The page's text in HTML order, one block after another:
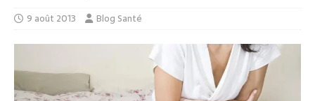
9 août 2013 Blog Santé